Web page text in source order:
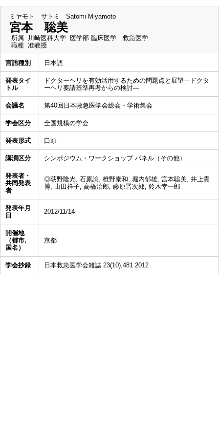
ミヤモト サトミ Satomi Miyamoto
宮本 聡美
所属
川崎医科大学 医学部 臨床医学 救急医学
職種 准教授
言語種別 日本語
発表タイ
トル
ドクターヘリを有効活用するための問題点と展望―ドクタ
ーヘリ要請基準再考からの検討―
会議名 第40回日本救急医学会総会・学術集会
学会区分 全国規模の学会
発表形式 口頭
講演区分 シンポジウム・ワークショップ パネル（その他）
発表者・
共同発表
者
◎荻野隆光, 石原諭, 椎野泰和, 堀内郁雄, 宮本聡美, 井上貴
博, 山田祥子, 高橋治郎, 藤原晋次郎, 鈴木幸一郎
発表年月
日
2012/11/14
開催地
（都市,
国名）
京都
学会抄録 日本救急医学会雑誌 23(10),481 2012